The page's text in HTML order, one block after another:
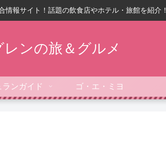
情報サイト！話題の飲食店やホテル・旅館を紹介！
レンの旅＆グルメ
ランガイド ゴ・エ・ミヨ